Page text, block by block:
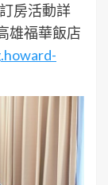
房活動詳
雄福華飯店